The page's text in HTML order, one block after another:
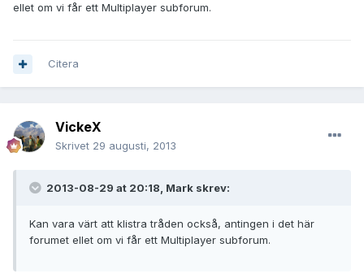
ellet om vi får ett Multiplayer subforum.
Citera
VickeX
Skrivet 29 augusti, 2013
2013-08-29 at 20:18, Mark skrev:
Kan vara värt att klistra tråden också, antingen i det här
forumet ellet om vi får ett Multiplayer subforum.